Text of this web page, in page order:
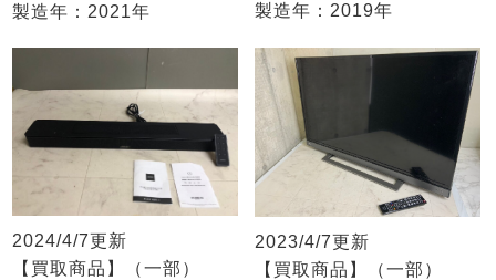
製造年：2021年
製造年：2019年
2024/4/7更新
【買取商品】（一部）
2023/4/7更新
【買取商品】（一部）